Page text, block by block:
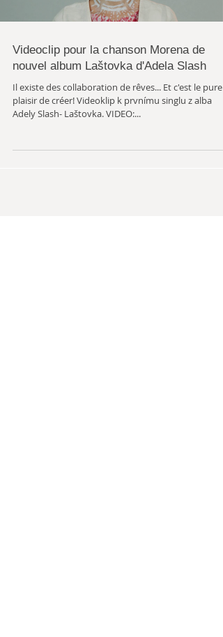
Videoclip pour la chanson Morena de
nouvel album Laštovka d'Adela Slash
Il existe des collaboration de rêves... Et c'est le pure
plaisir de créer! Videoklip k prvnímu singlu z alba
Adely Slash- Laštovka. VIDEO:...